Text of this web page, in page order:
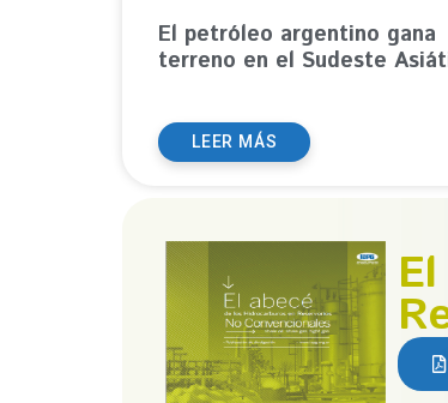
El petróleo argentino gana
terreno en el Sudeste
LEER MÁS